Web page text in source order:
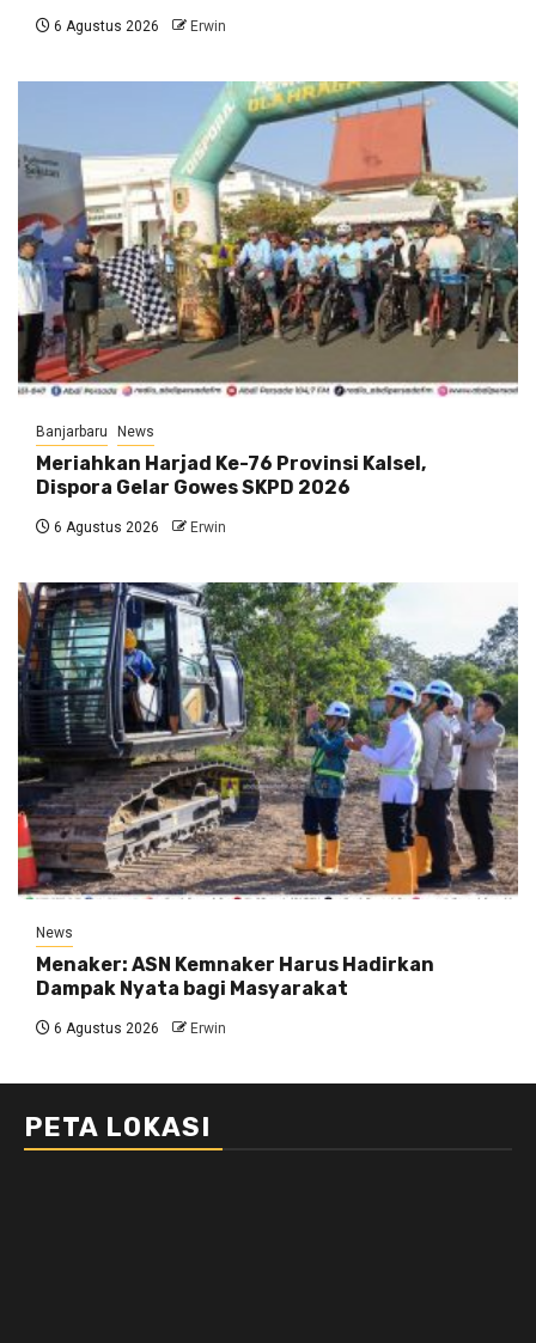
6 Agustus 2026 Erwin
Banjarbaru News
Meriahkan Harjad Ke-76 Provinsi Kalsel,
Dispora Gelar Gowes SKPD 2026
6 Agustus 2026 Erwin
News
Menaker: ASN Kemnaker Harus Hadirkan
Dampak Nyata bagi Masyarakat
6 Agustus 2026 Erwin
PETA LOKASI